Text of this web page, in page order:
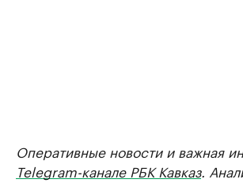
Оперативные новости и важная
Telegram-канале РБК Кавказ.